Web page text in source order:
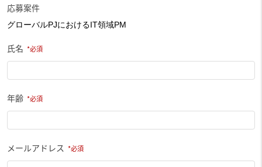
応募案件
氏名
年齢
メールアドレス